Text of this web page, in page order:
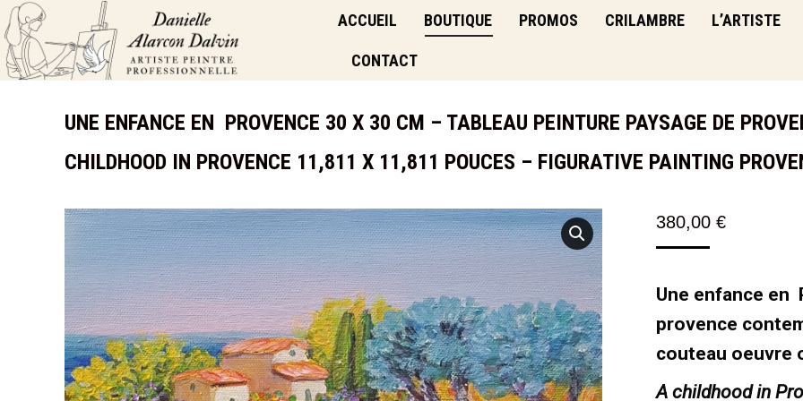
ACCUEIL BOUTIQUE PROMOS CRILAMBRE L’ARTISTE
CONTACT
UNE ENFANCE EN PROVENCE 30 X 30 CM – TABLEAU PEINTURE PAYSAGE DE
CHILDHOOD IN PROVENCE 11,811 X 11,811 POUCES – FIGURATIVE PAINTING
380,00 €
Une enfance en
provence
couteau oeuvre
A childhood in